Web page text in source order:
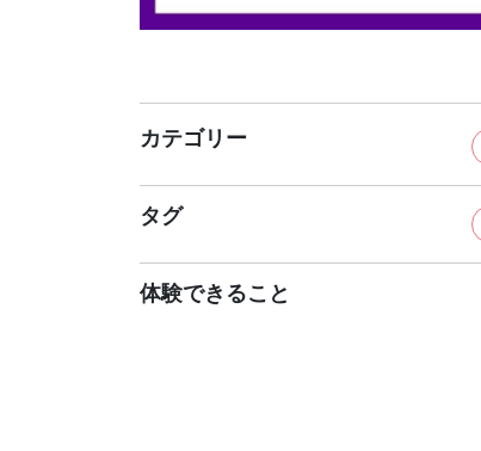
カテゴリー
タグ
体験できること